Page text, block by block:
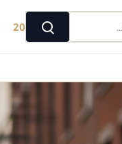
קיץ 2026חיפוש